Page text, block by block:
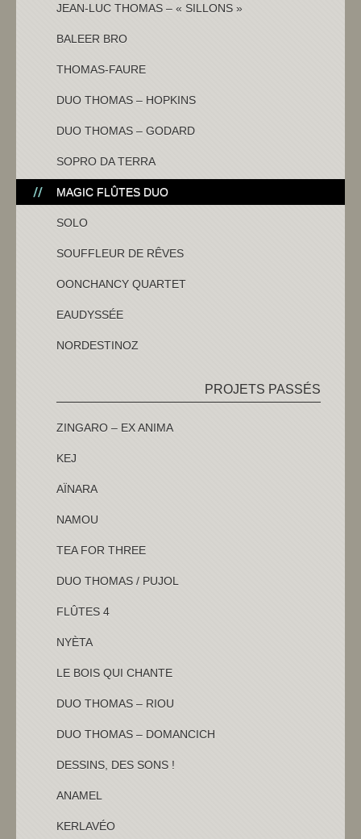
JEAN-LUC THOMAS – « SILLONS »
BALEER BRO
THOMAS-FAURE
DUO THOMAS – HOPKINS
DUO THOMAS – GODARD
SOPRO DA TERRA
MAGIC FLÛTES DUO
SOLO
SOUFFLEUR DE RÊVES
OONCHANCY QUARTET
EAUDYSSÉE
NORDESTINOZ
PROJETS PASSÉS
ZINGARO – EX ANIMA
KEJ
AÏNARA
NAMOU
TEA FOR THREE
DUO THOMAS / PUJOL
FLÛTES 4
NYÈTA
LE BOIS QUI CHANTE
DUO THOMAS – RIOU
DUO THOMAS – DOMANCICH
DESSINS, DES SONS !
ANAMEL
KERLAVÉO